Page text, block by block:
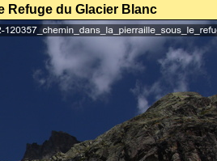
Refuge du Glacier Blanc